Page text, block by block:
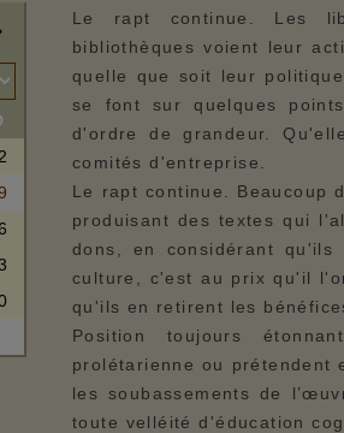
Le rapt continue. Les
bibliothèques voient leur
quelle que soit leur
se font sur quelques
d'ordre de grandeur.
comités d'entreprise.
Le rapt continue. Beaucoup
produisant des textes qui
dons, en considérant
culture, c'est au prix qu'il
qu'ils en retirent les
Position toujours
prolétarienne ou prétendent
les soubassements de
toute velléité d'éducation